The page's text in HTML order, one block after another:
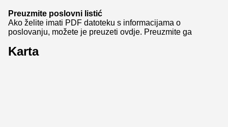
Preuzmite poslovni listić
Ako želite imati PDF datoteku s informacijama o
poslovanju, možete je preuzeti ovdje. Preuzmite ga
Karta